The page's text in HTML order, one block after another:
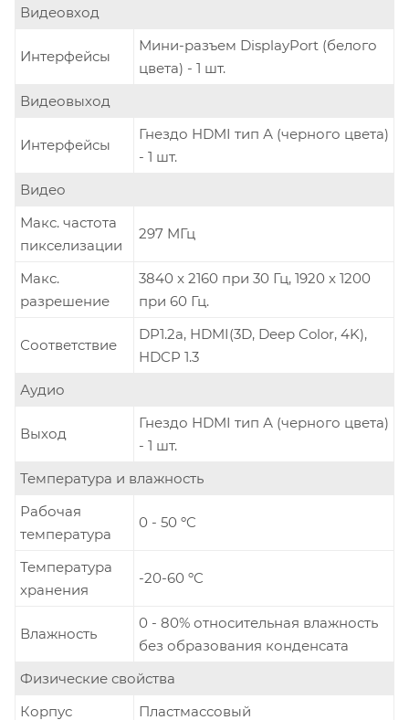
Видеовход
Интерфейсы
Мини-разъем DisplayPort (белого
цвета) - 1 шт.
Видеовыход
Интерфейсы
Гнездо HDMI тип А (черного цвета)
- 1 шт.
Видео
Макс. частота
пикселизации
297 MГц
Макс.
разрешение
3840 x 2160 при 30 Гц, 1920 x 1200
при 60 Гц.
Соответствие
DP1.2a, HDMI(3D, Deep Color, 4K),
HDCP 1.3
Аудио
Выход
Гнездо HDMI тип А (черного цвета)
- 1 шт.
Температура и влажность
Рабочая
температура
0 - 50 ºC
Температура
хранения
-20-60 ºC
Влажность
0 - 80% относительная влажность
без образования конденсата
Физические свойства
Корпус
Пластмассовый